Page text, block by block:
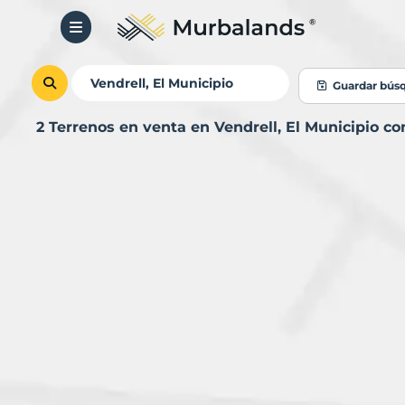
Guardar
2 Terrenos en venta en Vendrell, El Municipio